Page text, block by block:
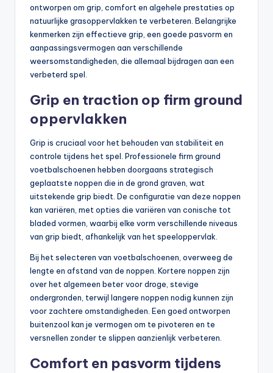
ontworpen om grip, comfort en algehele prestaties op
natuurlijke grasoppervlakken te verbeteren. Belangrijke
kenmerken zijn effectieve grip, een goede pasvorm en
aanpassingsvermogen aan verschillende
weersomstandigheden, die allemaal bijdragen aan een
verbeterd spel.
Grip en traction op firm ground
oppervlakken
Grip is cruciaal voor het behouden van stabiliteit en
controle tijdens het spel. Professionele firm ground
voetbalschoenen hebben doorgaans strategisch
geplaatste noppen die in de grond graven, wat
uitstekende grip biedt. De configuratie van deze noppen
kan variëren, met opties die variëren van conische tot
bladed vormen, waarbij elke vorm verschillende niveaus
van grip biedt, afhankelijk van het speeloppervlak.
Bij het selecteren van voetbalschoenen, overweeg de
lengte en afstand van de noppen. Kortere noppen zijn
over het algemeen beter voor droge, stevige
ondergronden, terwijl langere noppen nodig kunnen zijn
voor zachtere omstandigheden. Een goed ontworpen
buitenzool kan je vermogen om te pivoteren en te
versnellen zonder te slippen aanzienlijk verbeteren.
Comfort en pasvorm tijdens